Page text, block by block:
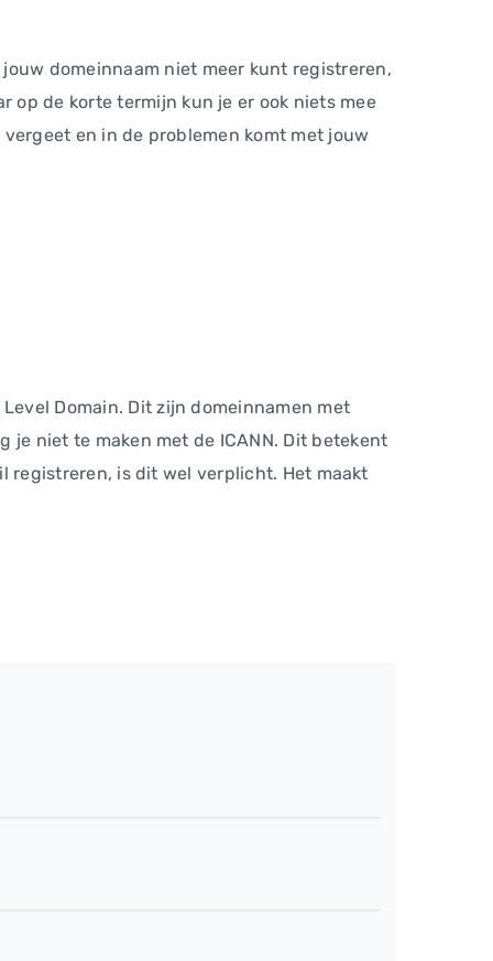
domeinnaam niet meer kunt registreren,
op de korte termijn kun je er ook niets mee
en in de problemen komt met jouw
Domain. Dit zijn domeinnamen met
je niet te maken met de ICANN. Dit betekent
registreren, is dit wel verplicht. Het maakt